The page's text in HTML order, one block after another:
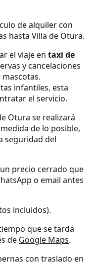
de alquiler con
hasta Villa de Otura.
el viaje en taxi de
y cancelaciones
infantiles, esta
el servicio.
Otura se realizará
de lo posible,
seguridad del
precio cerrado que
o email antes
incluidos).
que se tarda
de Google Maps.
con traslado en